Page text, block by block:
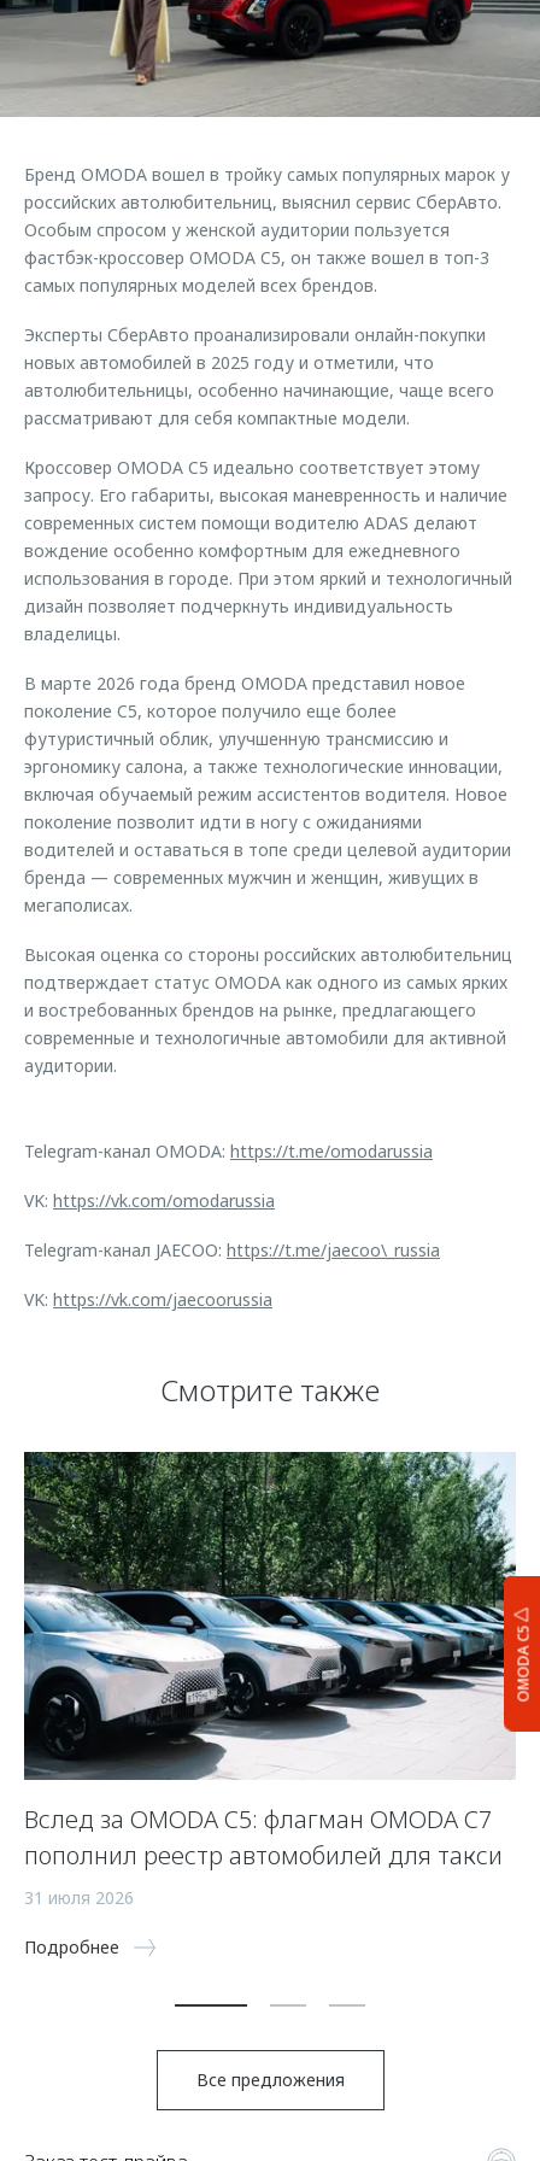
Страхование
Кредитный калькулятор
Оригинальные аксессуары
Запчасти
Трейд-ин
Руководства по эксплуатации
Клиентская поддержка
Приложение O&J
Аксессуары
Одежда и сувениры
Запчасти
Обратная связь
OMODA C5
Бренд OMODA вошел в тройку самых популярных марок у
российских автолюбительниц, выяснил сервис СберАвто.
Особым спросом у женской аудитории пользуется
фастбэк-кроссовер OMODA C5, он также вошел в топ-3
самых популярных моделей всех брендов.
Эксперты СберАвто проанализировали онлайн-покупки
новых автомобилей в 2025 году и отметили, что
автолюбительницы, особенно начинающие, чаще всего
рассматривают для себя компактные модели.
Кроссовер OMODA C5 идеально соответствует этому
запросу. Его габариты, высокая маневренность и наличие
современных систем помощи водителю ADAS делают
вождение особенно комфортным для ежедневного
использования в городе. При этом яркий и технологичный
дизайн позволяет подчеркнуть индивидуальность
владелицы.
В марте 2026 года бренд OMODA представил новое
поколение C5, которое получило еще более
футуристичный облик, улучшенную трансмиссию и
эргономику салона, а также технологические инновации,
включая обучаемый режим ассистентов водителя. Новое
поколение позволит идти в ногу с ожиданиями
водителей и оставаться в топе среди целевой аудитории
бренда — современных мужчин и женщин, живущих в
мегаполисах.
Высокая оценка со стороны российских автолюбительниц
подтверждает статус OMODA как одного из самых ярких
и востребованных брендов на рынке, предлагающего
современные и технологичные автомобили для активной
аудитории.
Telegram-канал OMODA: https://t.me/omodarussia
VK: https://vk.com/omodarussia
Telegram-канал JAECOO: https://t.me/jaecoo\_russia
VK: https://vk.com/jaecoorussia
Смотрите также
Вслед за OMODA C5: флагман OMODA C7
пополнил реестр автомобилей для такси
31 июля 2026
Подробнее
Все предложения